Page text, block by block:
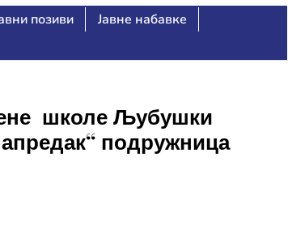
позиви
Јавне набавке
школе Љубушки
подружница